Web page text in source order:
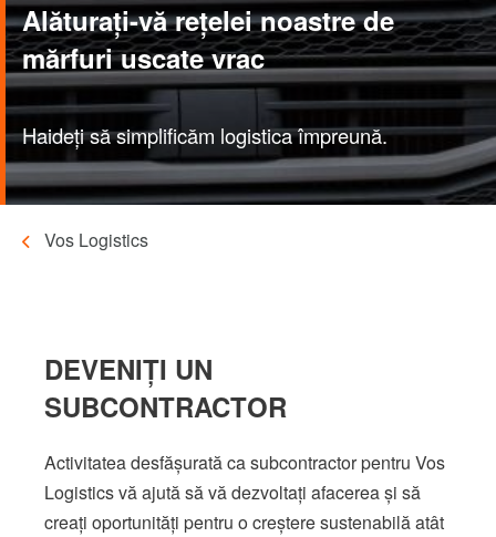
Alăturați-vă rețelei noastre de
mărfuri uscate vrac
Haideți să simplificăm logistica împreună.
Vos Logistics
DEVENIȚI UN
SUBCONTRACTOR
Activitatea desfășurată ca subcontractor pentru Vos
Logistics vă ajută să vă dezvoltați afacerea și să
creați oportunități pentru o creștere sustenabilă atât